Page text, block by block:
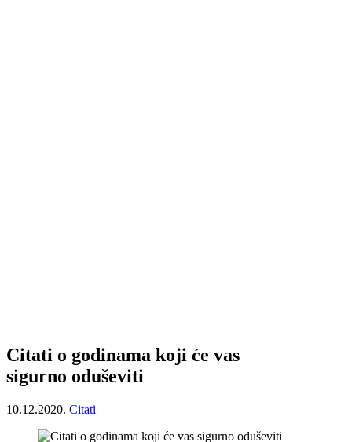
Citati o godinama koji će vas
sigurno oduševiti
10.12.2020. Citati